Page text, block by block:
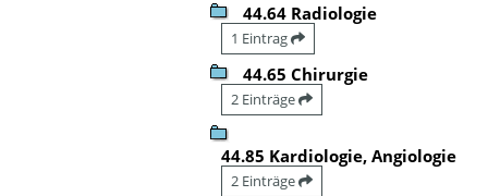
44.64 Radiologie
1 Eintrag
44.65 Chirurgie
2 Einträge
44.85 Kardiologie, Angiologie
2 Einträge